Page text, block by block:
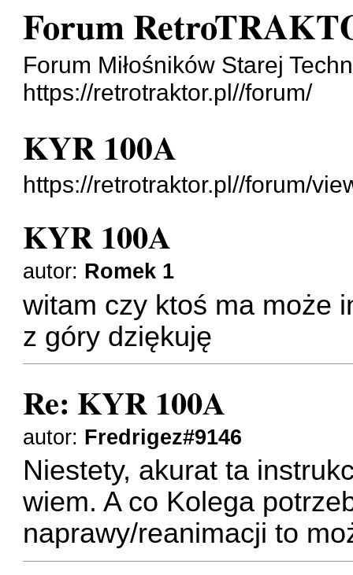
Forum
Forum Miłośników Starej
https://retrotraktor.pl//forum/
KYR 100A
https://retrotraktor.pl//forum/
KYR 100A
autor: Romek 1
witam czy ktoś ma może
z góry dziękuję
Re: KYR 100A
autor: Fredrigez#9146
Niestety, akurat ta
wiem. A co Kolega
naprawy/reanimacji to